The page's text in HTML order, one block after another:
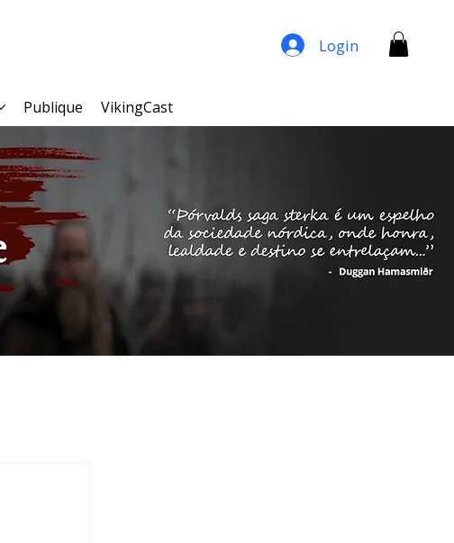
Publique VikingCast
Login